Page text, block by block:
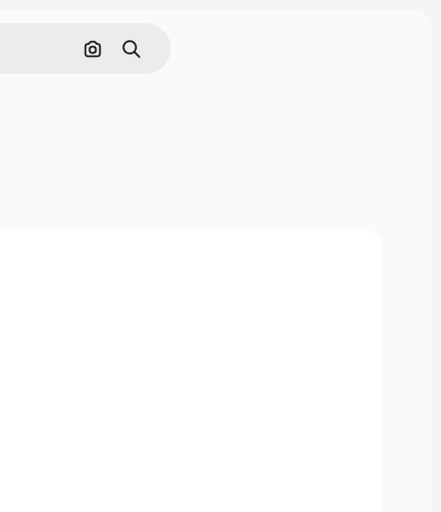
Cerca per immagine
Ricerca